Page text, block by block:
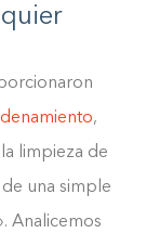
,
limpieza de
una simple
Analicemos